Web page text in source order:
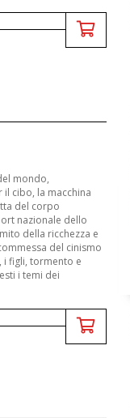
mondo,
il cibo, la macchina
del corpo
nazionale dello
della ricchezza e
del cinismo
i figli, tormento e
i temi dei